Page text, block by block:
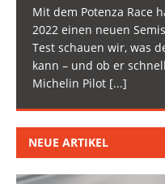
Mit dem Potenza Race
2022 einen neuen
Test schauen wir, was
kann – und ob er
Michelin Pilot [...]
NEUE ARTIKEL